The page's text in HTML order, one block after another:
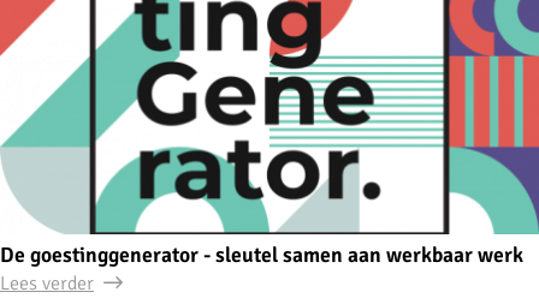
De goestinggenerator - sleutel samen aan werkbaar werk
Lees verder